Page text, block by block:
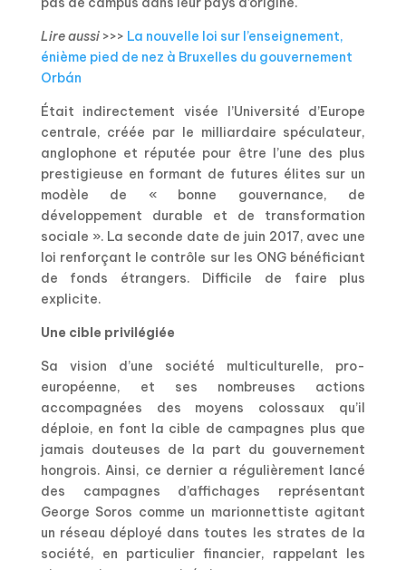
Lire aussi>>> La nouvelle loi sur l’enseignement,
énième pied de nez à Bruxelles du gouvernement
Orbán
Était indirectement visée l’Université d’Europe
centrale, créée par le milliardaire spéculateur,
anglophone et réputée pour être l’une des plus
prestigieuse en formant de futures élites sur un
modèle de « bonne gouvernance, de
développement durable et de transformation
sociale ». La seconde date de juin 2017, avec une
loi renforçant le contrôle sur les ONG bénéficiant
de fonds étrangers. Difficile de faire plus
explicite.
Une cible privilégiée
Sa vision d’une société multiculturelle, pro-
européenne, et ses nombreuses actions
accompagnées des moyens colossaux qu’il
déploie, en font la cible de campagnes plus que
jamais douteuses de la part du gouvernement
hongrois. Ainsi, ce dernier a régulièrement lancé
des campagnes d’affichages représentant
George Soros comme un marionnettiste agitant
un réseau déployé dans toutes les strates de la
société, en particulier financier, rappelant les